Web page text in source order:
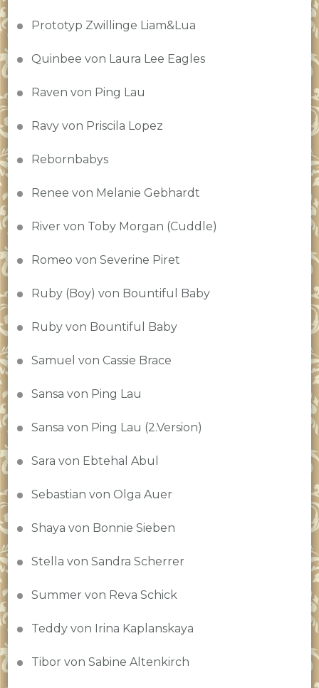
Prototyp Zwillinge Liam&Lua
Quinbee von Laura Lee Eagles
Raven von Ping Lau
Ravy von Priscila Lopez
Rebornbabys
Renee von Melanie Gebhardt
River von Toby Morgan (Cuddle)
Romeo von Severine Piret
Ruby (Boy) von Bountiful Baby
Ruby von Bountiful Baby
Samuel von Cassie Brace
Sansa von Ping Lau
Sansa von Ping Lau (2.Version)
Sara von Ebtehal Abul
Sebastian von Olga Auer
Shaya von Bonnie Sieben
Stella von Sandra Scherrer
Summer von Reva Schick
Teddy von Irina Kaplanskaya
Tibor von Sabine Altenkirch